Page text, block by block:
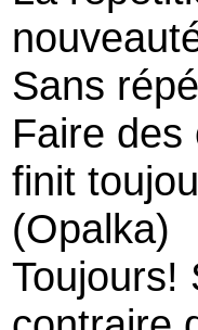
Sans
Faire
finit
(Opalka)
Toujours!